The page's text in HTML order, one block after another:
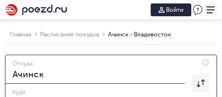
Войти
Главная Расписание поездов Ачинск - Владивосток
Откуда
Куда